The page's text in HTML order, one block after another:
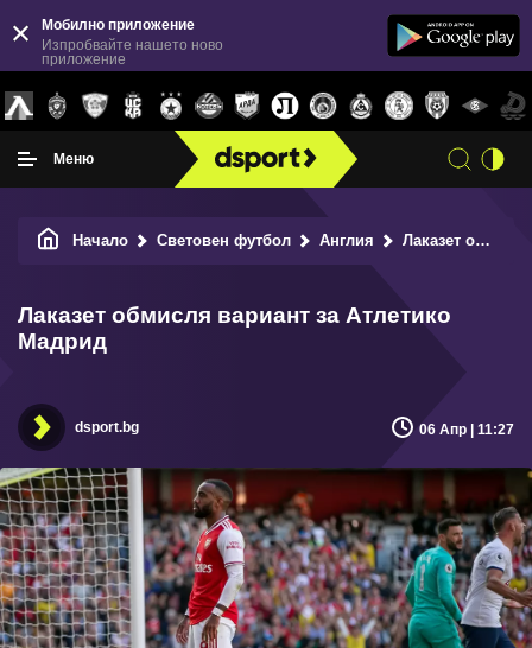
Мобилно приложение
Изпробвайте нашето ново
приложение
Меню
Начало Световен футбол Англия Лаказет обмисля вариант за Атлетико Мадрид
Лаказет обмисля вариант за Атлетико
Мадрид
dsport.bg 06 Апр | 11:27